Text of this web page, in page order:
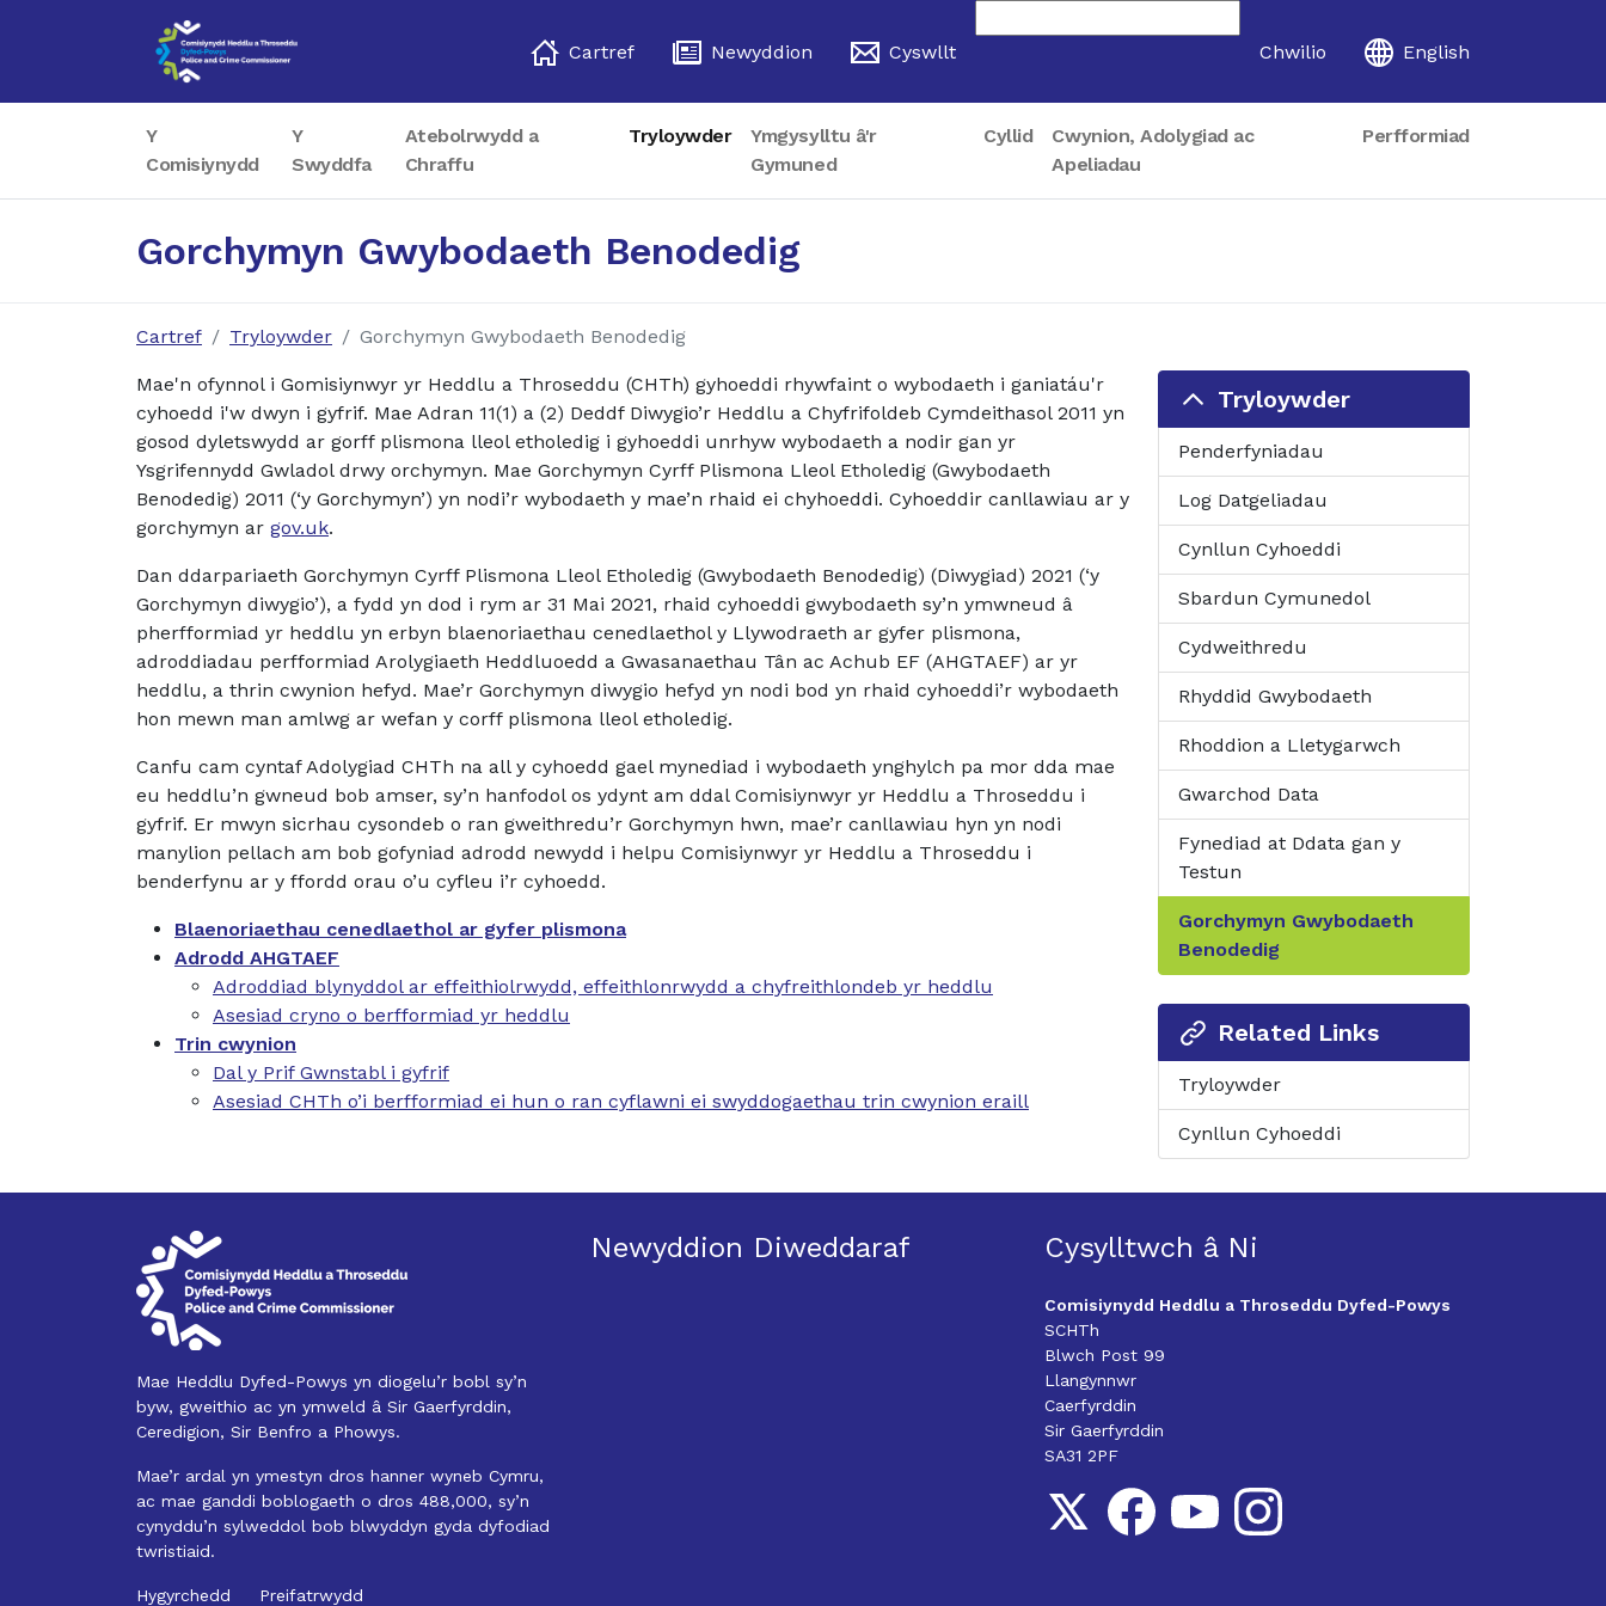
Cartref Newyddion Cyswllt Chwilio English
Y
Comisiynydd
Y
Swyddfa
Atebolrwydd a
Chraffu
Tryloywder
Ymgysylltu â'r
Gymuned
Cyllid
Cwynion, Adolygiad ac
Apeliadau
Perfformiad
Gorchymyn Gwybodaeth Benodedig
Cartref Tryloywder Gorchymyn Gwybodaeth Benodedig
Mae'n ofynnol i Gomisiynwyr yr Heddlu a Throseddu (CHTh) gyhoeddi rhywfaint o wybodaeth i ganiatáu'r
cyhoedd i'w dwyn i gyfrif. Mae Adran 11(1) a (2) Deddf Diwygio’r Heddlu a Chyfrifoldeb Cymdeithasol 2011 yn
gosod dyletswydd ar gorff plismona lleol etholedig i gyhoeddi unrhyw wybodaeth a nodir gan yr
Ysgrifennydd Gwladol drwy orchymyn. Mae Gorchymyn Cyrff Plismona Lleol Etholedig (Gwybodaeth
Benodedig) 2011 (‘y Gorchymyn’) yn nodi’r wybodaeth y mae’n rhaid ei chyhoeddi. Cyhoeddir canllawiau ar y
gorchymyn ar gov.uk.
Dan ddarpariaeth Gorchymyn Cyrff Plismona Lleol Etholedig (Gwybodaeth Benodedig) (Diwygiad) 2021 (‘y
Gorchymyn diwygio’), a fydd yn dod i rym ar 31 Mai 2021, rhaid cyhoeddi gwybodaeth sy’n ymwneud â
pherfformiad yr heddlu yn erbyn blaenoriaethau cenedlaethol y Llywodraeth ar gyfer plismona,
adroddiadau perfformiad Arolygiaeth Heddluoedd a Gwasanaethau Tân ac Achub EF (AHGTAEF) ar yr
heddlu, a thrin cwynion hefyd. Mae’r Gorchymyn diwygio hefyd yn nodi bod yn rhaid cyhoeddi’r wybodaeth
hon mewn man amlwg ar wefan y corff plismona lleol etholedig.
Canfu cam cyntaf Adolygiad CHTh na all y cyhoedd gael mynediad i wybodaeth ynghylch pa mor dda mae
eu heddlu’n gwneud bob amser, sy’n hanfodol os ydynt am ddal Comisiynwyr yr Heddlu a Throseddu i
gyfrif. Er mwyn sicrhau cysondeb o ran gweithredu’r Gorchymyn hwn, mae’r canllawiau hyn yn nodi
manylion pellach am bob gofyniad adrodd newydd i helpu Comisiynwyr yr Heddlu a Throseddu i
benderfynu ar y ffordd orau o’u cyfleu i’r cyhoedd.
Blaenoriaethau cenedlaethol ar gyfer plismona
Adrodd AHGTAEF
Adroddiad blynyddol ar effeithiolrwydd, effeithlonrwydd a chyfreithlondeb yr heddlu
Asesiad cryno o berfformiad yr heddlu
Trin cwynion
Dal y Prif Gwnstabl i gyfrif
Asesiad CHTh o’i berfformiad ei hun o ran cyflawni ei swyddogaethau trin cwynion eraill
Tryloywder
Penderfyniadau
Log Datgeliadau
Cynllun Cyhoeddi
Sbardun Cymunedol
Cydweithredu
Rhyddid Gwybodaeth
Rhoddion a Lletygarwch
Gwarchod Data
Fynediad at Ddata gan y
Testun
Gorchymyn Gwybodaeth
Benodedig
Related Links
Tryloywder
Cynllun Cyhoeddi
Mae Heddlu Dyfed-Powys yn diogelu’r bobl sy’n
byw, gweithio ac yn ymweld â Sir Gaerfyrddin,
Ceredigion, Sir Benfro a Phowys.
Mae’r ardal yn ymestyn dros hanner wyneb Cymru,
ac mae ganddi boblogaeth o dros 488,000, sy’n
cynyddu’n sylweddol bob blwyddyn gyda dyfodiad
twristiaid.
Hygyrchedd Preifatrwydd
Newyddion Diweddaraf Cysylltwch â Ni
Comisiynydd Heddlu a Throseddu Dyfed-Powys
SCHTh
Blwch Post 99
Llangynnwr
Caerfyrddin
Sir Gaerfyrddin
SA31 2PF